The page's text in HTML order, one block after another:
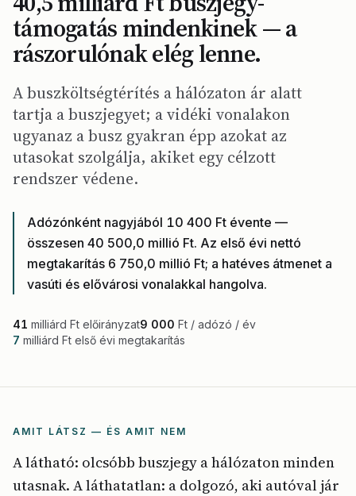
támogatás mindenkinek — a
rászorulónak elég lenne.
A buszköltségtérítés a hálózaton ár alatt
tartja a buszjegyet; a vidéki vonalakon
ugyanaz a busz gyakran épp azokat az
utasokat szolgálja, akiket egy célzott
rendszer védene.
Adózónként nagyjából 10 400 Ft évente —
összesen 40 500,0 millió Ft. Az első évi nettó
megtakarítás 6 750,0 millió Ft; a hatéves átmenet a
vasúti és elővárosi vonalakkal hangolva.
41 milliárd Ft előirányzat9 000 Ft / adózó / év
7 milliárd Ft első évi megtakarítás
AMIT LÁTSZ — ÉS AMIT NEM
A látható: olcsóbb buszjegy a hálózaton minden
utasnak. A láthatatlan: a dolgozó, aki autóval jár